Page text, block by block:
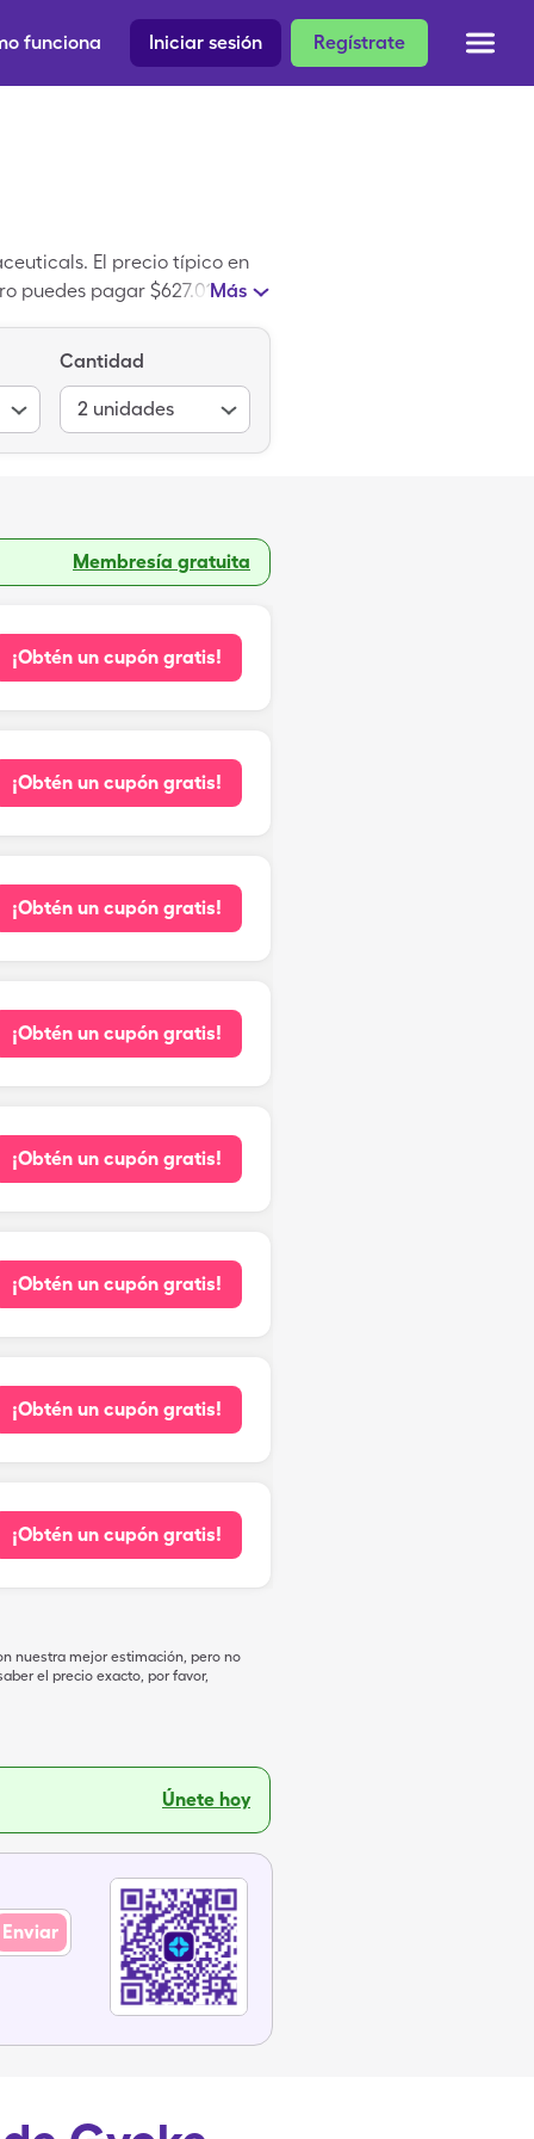
Regístrate
Iniciar sesión
funciona
El precio típico en
puedes pagar $627.01 por 2,
Más
Cantidad
2 unidades
Membresía gratuita
¡Obtén un cupón gratis!
¡Obtén un cupón gratis!
¡Obtén un cupón gratis!
¡Obtén un cupón gratis!
¡Obtén un cupón gratis!
¡Obtén un cupón gratis!
¡Obtén un cupón gratis!
¡Obtén un cupón gratis!
nuestra mejor estimación, pero no
el precio exacto, por favor,
Únete hoy
Enviar